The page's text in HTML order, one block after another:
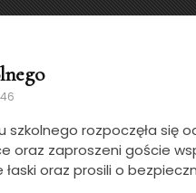
rozpoczęła się
oraz zaproszeni goście
oraz prosili o